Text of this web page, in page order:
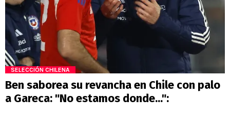
SELECCIÓN CHILENA
Ben saborea su revancha en Chile con palo
a Gareca: "No estamos donde...":